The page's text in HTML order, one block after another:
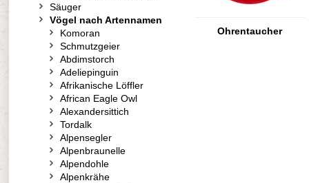
Ohrentaucher
Säuger
Vögel nach Artennamen
Komoran
Schmutzgeier
Abdimstorch
Adeliepinguin
Afrikanische Löffler
African Eagle Owl
Alexandersittich
Tordalk
Alpensegler
Alpenbraunelle
Alpendohle
Alpenkrähe